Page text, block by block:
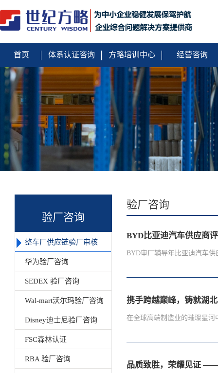
首页 体系认证咨询 方略培训中心 经营咨询
验厂咨询
整车厂供应链验厂审核
华为验厂咨询
SEDEX 验厂咨询
Wal-mart沃尔玛验厂咨询
Disney迪士尼验厂咨询
FSC森林认证
RBA 验厂咨询
验厂咨询
BYD比亚迪汽车供应商
BYD审厂辅导年比亚迪汽车
音......世纪方略拥有过多家比
供应商复评审核应对的咨询
确采购人员和SQE作为采购
要求，是主机厂及一些大公
携手跨越巅峰，铸就湖
在全球高端制造业的璀璨星
厂咨询 BYD审厂辅导 比亚迪
品质致胜，荣耀见证